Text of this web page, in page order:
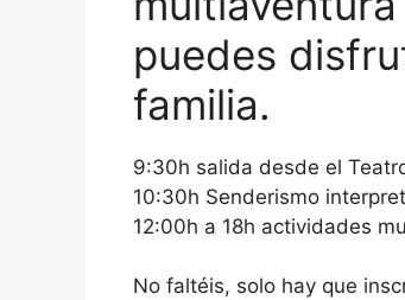
puedes
familia.
9:30h salida desde el
10:30h Senderismo
12:00h a 18h actividades
No faltéis, solo hay que